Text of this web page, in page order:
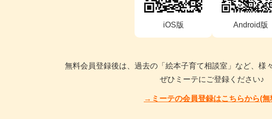
iOS版 Android版
無料会員登録後は、過去の「絵本子育て相談室」など、様
ぜひミーテにご登録ください♪
→ミーテの会員登録はこちらから(無